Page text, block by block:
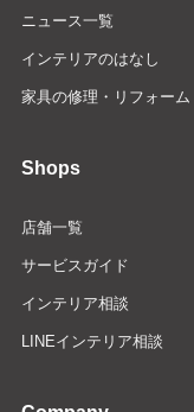
ニュース一覧
インテリアのはなし
家具の修理・リフォーム
Shops
店舗一覧
サービスガイド
インテリア相談
LINEインテリア相談